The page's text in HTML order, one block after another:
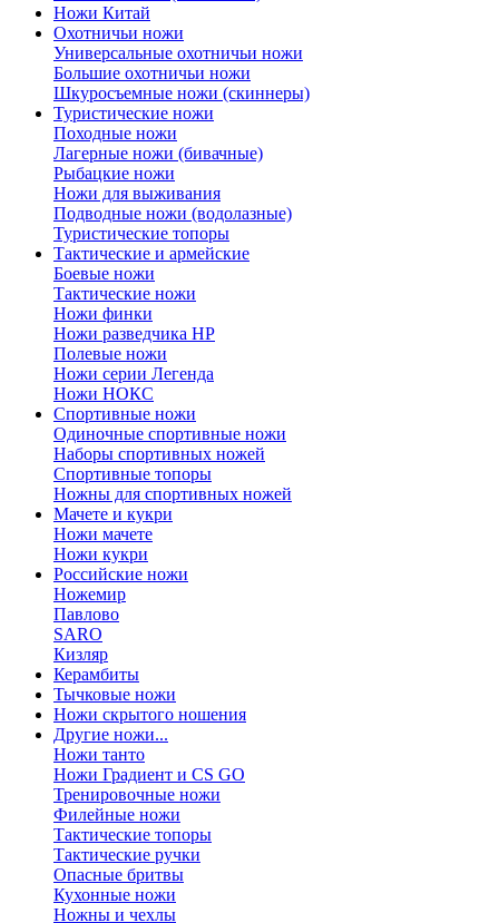
Ножи Китай
Охотничьи ножи
Универсальные охотничьи ножи
Большие охотничьи ножи
Шкуросъемные ножи (скиннеры)
Туристические ножи
Походные ножи
Лагерные ножи (бивачные)
Рыбацкие ножи
Ножи для выживания
Подводные ножи (водолазные)
Туристические топоры
Тактические и армейские
Боевые ножи
Тактические ножи
Ножи финки
Ножи разведчика НР
Полевые ножи
Ножи серии Легенда
Ножи НОКС
Спортивные ножи
Одиночные спортивные ножи
Наборы спортивных ножей
Спортивные топоры
Ножны для спортивных ножей
Мачете и кукри
Ножи мачете
Ножи кукри
Российские ножи
Ножемир
Павлово
SARO
Кизляр
Керамбиты
Тычковые ножи
Ножи скрытого ношения
Другие ножи...
Ножи танто
Ножи Градиент и CS GO
Тренировочные ножи
Филейные ножи
Тактические топоры
Тактические ручки
Опасные бритвы
Кухонные ножи
Ножны и чехлы